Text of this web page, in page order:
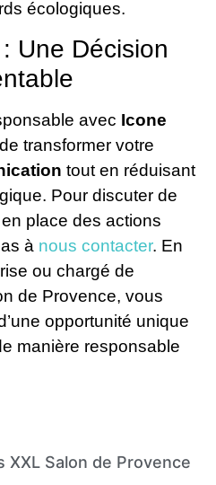
écologiques.
Une Décision
avec Icone
transformer votre
tout en réduisant
Pour discuter de
place des actions
à nous contacter. En
ou chargé de
de Provence, vous
opportunité unique
manière responsable
XXL Salon de Provence